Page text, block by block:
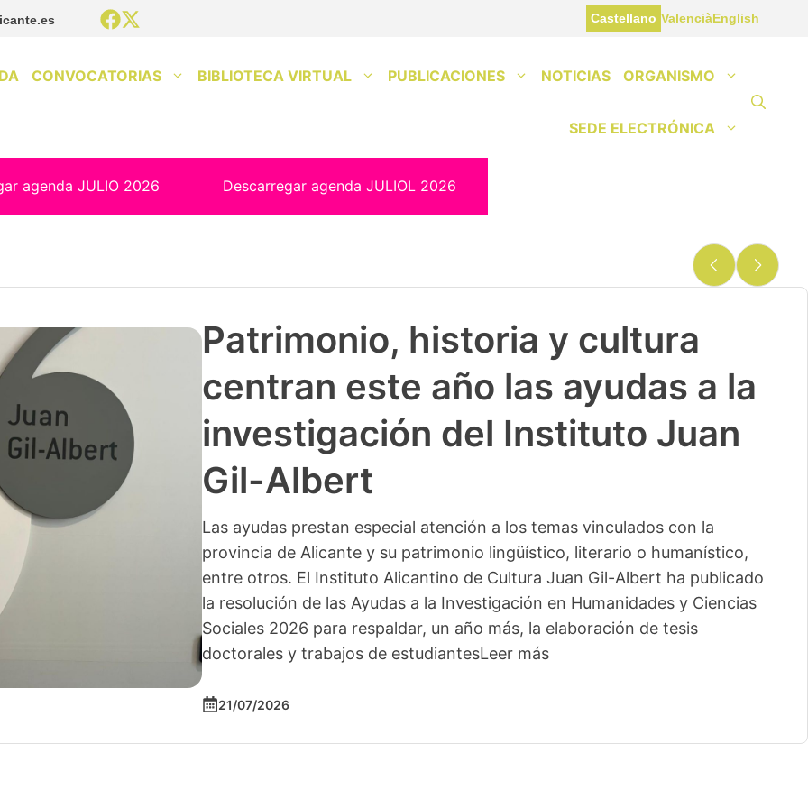
Castellano ValenciàEnglish
CONVOCATORIAS BIBLIOTECA VIRTUAL PUBLICACIONES NOTICIAS ORGANISMO
SEDE ELECTRÓNICA
agenda JULIO 2026 Descarregar agenda JULIOL 2026
Patrimonio, historia y cultura
centran este año las ayudas a la
investigación del Instituto Juan
Gil-Albert
Las ayudas prestan especial atención a los temas vinculados con la
provincia de Alicante y su patrimonio lingüístico, literario o humanístico,
entre otros. El Instituto Alicantino de Cultura Juan Gil-Albert ha publicado
la resolución de las Ayudas a la Investigación en Humanidades y Ciencias
Sociales 2026 para respaldar, un año más, la elaboración de tesis
doctorales y trabajos de estudiantesLeer más
21/07/2026